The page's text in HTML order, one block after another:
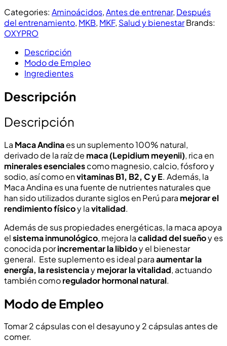
Categories: Aminoácidos,Antes de entrenar, Después
del entrenamiento, MKB, MKF, Salud y bienestarBrands:
OXYPRO
Descripción
Modo de Empleo
Ingredientes
Descripción
Descripción
La Maca Andinaes un suplemento 100% natural,
derivado de la raíz de maca (Lepidium meyenii), rica en
minerales esencialescomo magnesio, calcio, fósforo y
sodio, así como envitaminas B1, B2, C y E. Además, la
Maca Andina es una fuente de nutrientes naturales que
han sido utilizados durante siglos en Perú para mejorar el
rendimiento físicoy lavitalidad.
Además de sus propiedades energéticas, la maca apoya
elsistema inmunológico, mejora lacalidad del sueñoy es
conocida porincrementar la libidoy el bienestar
general. Este suplemento es ideal paraaumentar la
energía, la resistenciaymejorar la vitalidad, actuando
también comoregulador hormonal natural.
Modo de Empleo
Tomar 2 cápsulas con el desayuno y 2 cápsulas antes de
comer.